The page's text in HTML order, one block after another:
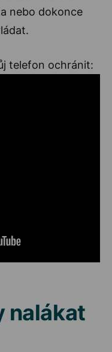
nebo dokonce
telefon ochránit:
nalákat